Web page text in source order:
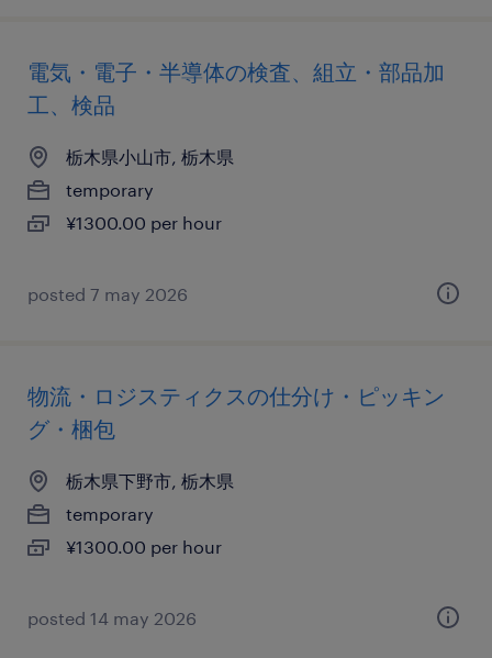
電気・電子・半導体の検査、組立・部品加
工、検品
栃木県小山市, 栃木県
temporary
¥1300.00 per hour
posted 7 may 2026
物流・ロジスティクスの仕分け・ピッキン
グ・梱包
栃木県下野市, 栃木県
temporary
¥1300.00 per hour
posted 14 may 2026